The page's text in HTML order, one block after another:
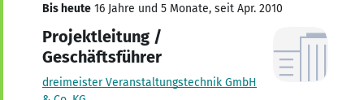
Bis heute 16 Jahre und 5 Monate, seit Apr. 2010
Projektleitung /
Geschäftsführer
dreimeister Veranstaltungstechnik GmbH